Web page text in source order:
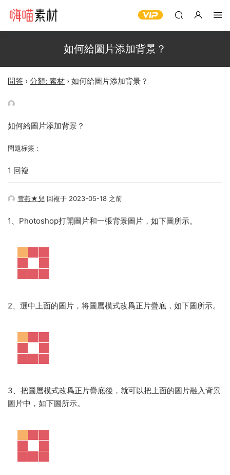
如何給圖片添加背景？
問答 › 分類: 素材 › 如何給圖片添加背景？
如何給圖片添加背景？
問題标簽：
1 回複
雪燕★兒 回複于 2023-05-18 之前
1、Photoshop打開圖片和一張背景圖片，如下圖所示。
2、選中上面的圖片，将圖層模式改爲正片疊底，如下圖所示。
3、把圖層模式改爲正片疊底後，就可以把上面的圖片融入背景
圖片中，如下圖所示。